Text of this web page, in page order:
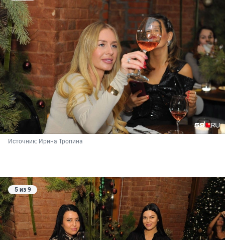
Источник: Ирина Тропина
5 из 9